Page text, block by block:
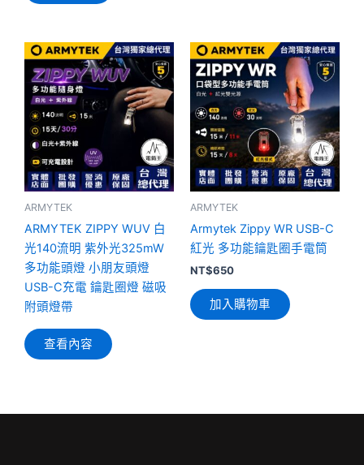
ARMYTEK
ARMYTEK ZIPPY WUV 白
光140流明 紫外光325mW
多功能頭燈 小朋友頭燈
USB-C充電 鑰匙圈燈 磁吸
附頭燈帶
查看內容
ARMYTEK
Armytek Zippy WR USB-C
紅光 多功能鑰匙圈手電筒
NT$650
加入購物車